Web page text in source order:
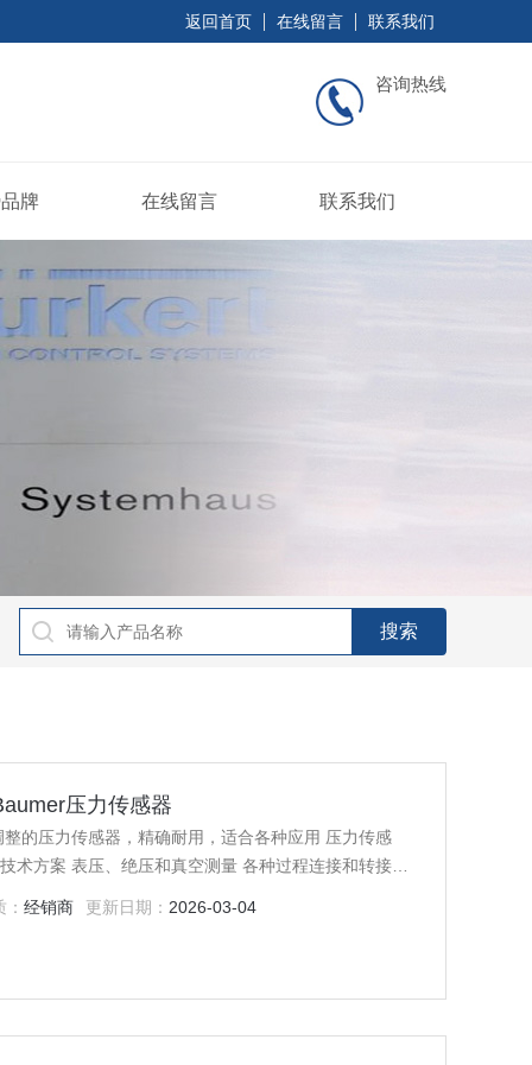
返回首页 在线留言 联系我们
咨询热线
牌 在线留言 联系我们
压力传感器
的压力传感器，精确耐用，适合各种应用 压力传感
术方案 表压、绝压和真空测量 各种过程连接和转接头
：经销商 更新日期： 2026-03-04